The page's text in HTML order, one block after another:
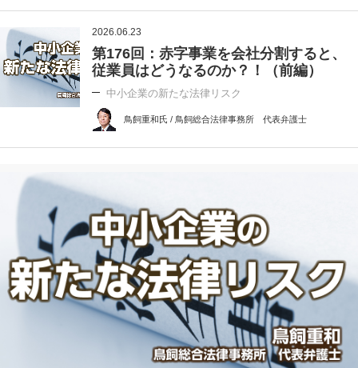
2026.06.23
第176回：赤字事業を会社分割すると、
従業員はどうなるのか？！（前編）
中小企業の新たな法律リスク
鳥飼重和氏 / 鳥飼総合法律事務所 代表弁護士